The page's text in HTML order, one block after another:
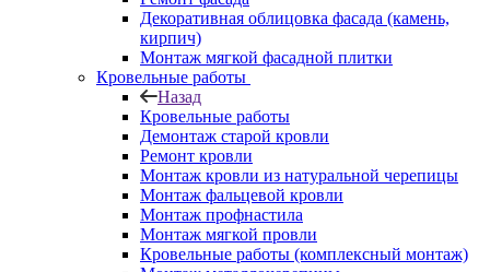
Декоративная облицовка фасада (камень,
кирпич)
Монтаж мягкой фасадной плитки
Кровельные работы
Назад
Кровельные работы
Демонтаж старой кровли
Ремонт кровли
Монтаж кровли из натуральной черепицы
Монтаж фальцевой кровли
Монтаж профнастила
Монтаж мягкой провли
Кровельные работы (комплексный монтаж)